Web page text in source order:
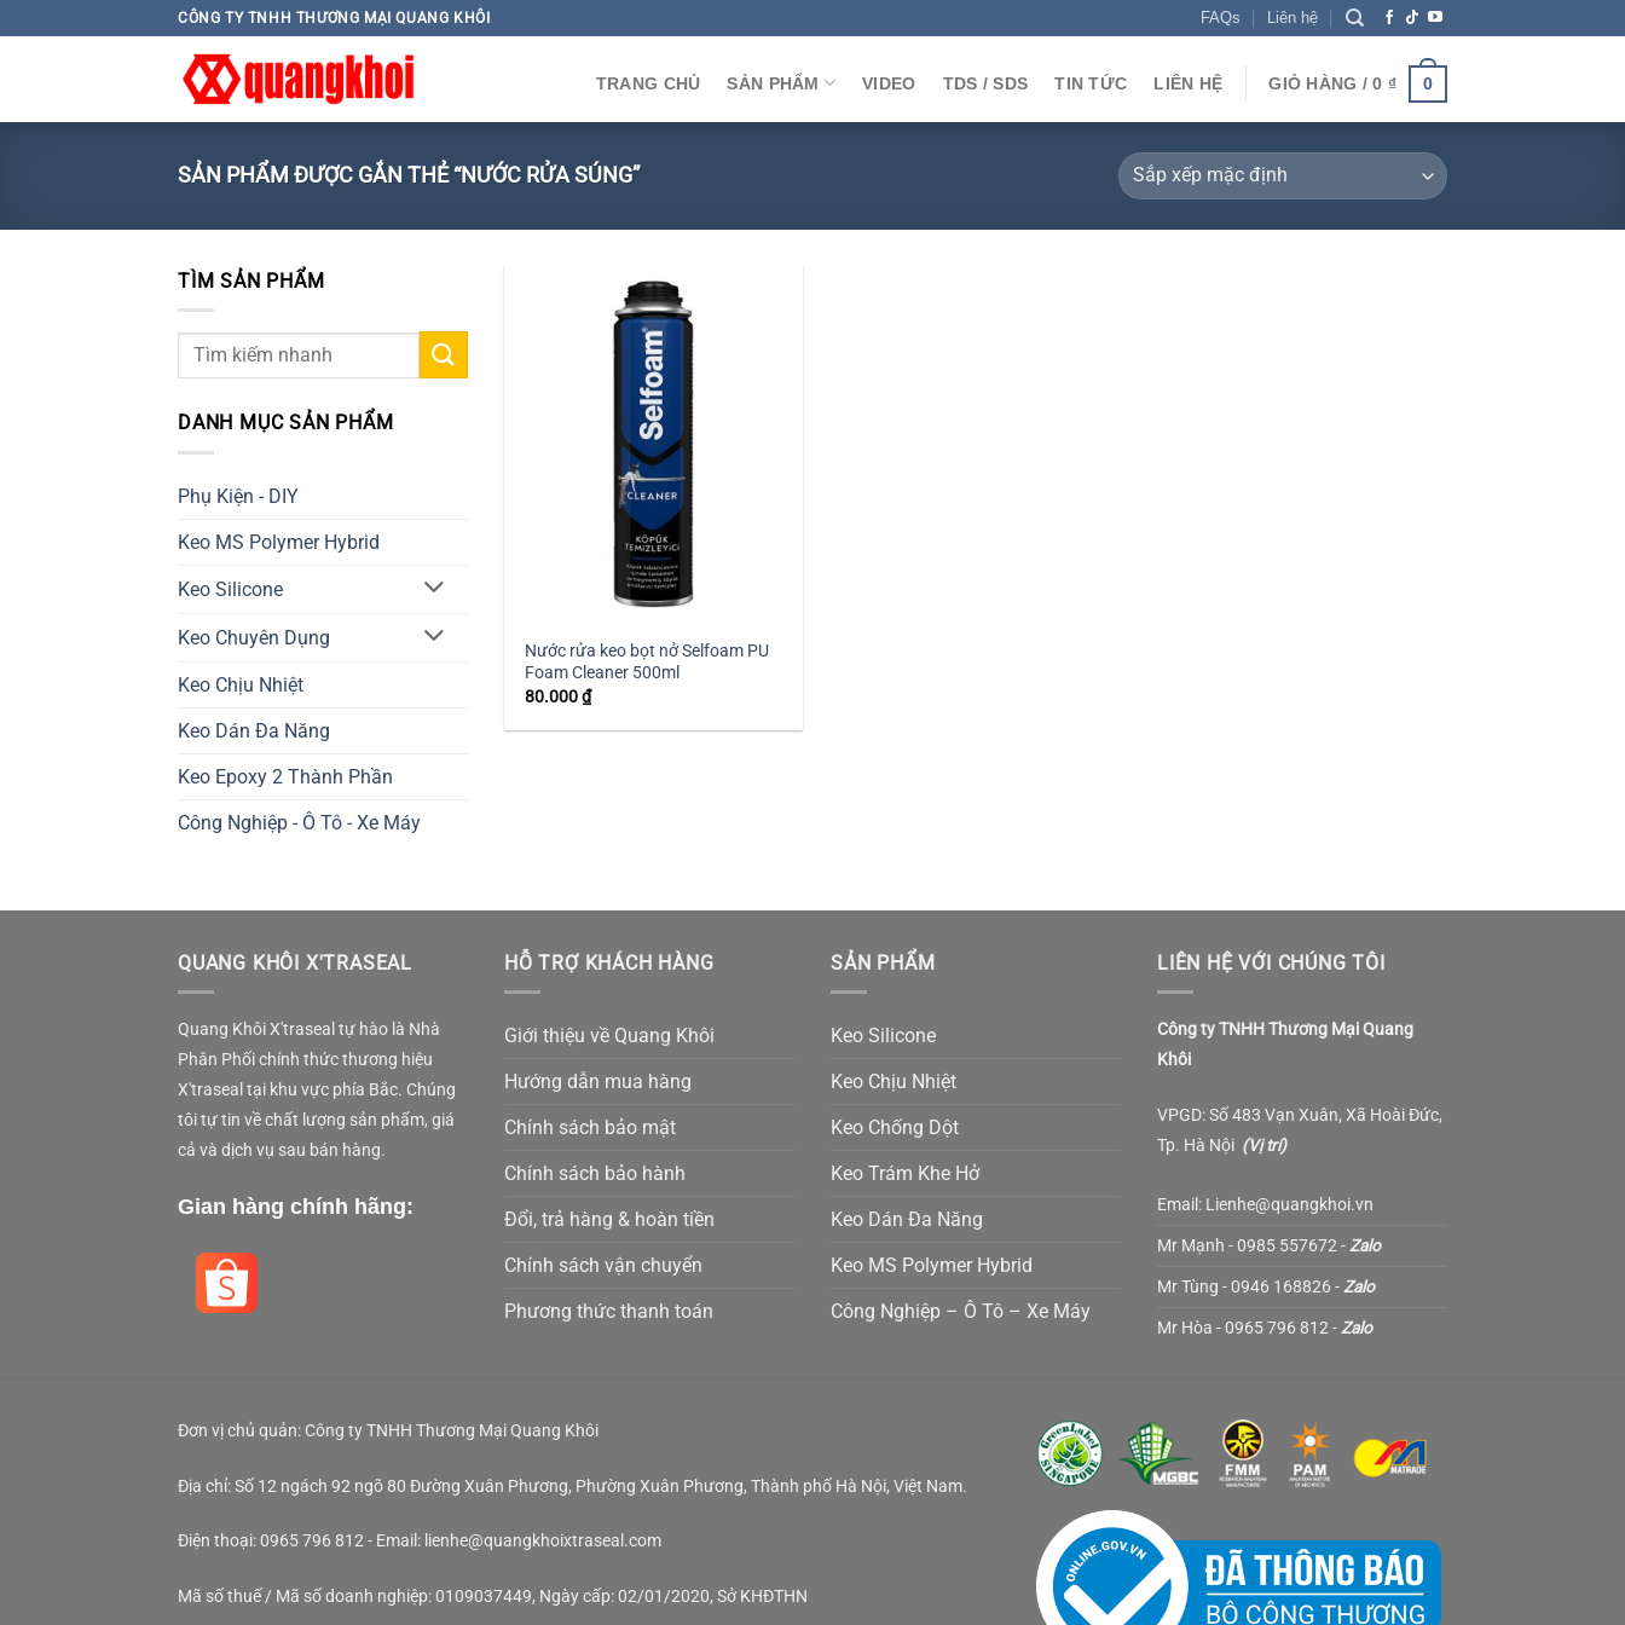
to
CÔNG TY TNHH THƯƠNG MẠI QUANG KHÔI FAQs Liên hệ
TRANG CHỦ SẢN PHẨM VIDEO TDS / SDS TIN TỨC LIÊN HỆ GIỎ HÀNG /0 ₫ 0
SẢN PHẨM ĐƯỢC GẮN THẺ “NƯỚC RỬA SÚNG”
TÌM SẢN PHẨM
Tìm
kiếm:
DANH MỤC SẢN PHẨM
Phụ Kiện - DIY
Keo MS Polymer Hybrid
Keo Silicone
Keo Chuyên Dụng
Keo Chịu Nhiệt
Keo Dán Đa Năng
Keo Epoxy 2 Thành Phần
Công Nghiệp - Ô Tô - Xe Máy
Nước rửa keo bọt nở Selfoam PU
Foam Cleaner 500ml
80.000₫
QUANG KHÔI X'TRASEAL
Quang Khôi X'traseal tự hào là Nhà
Phân Phối chính thức thương hiệu
X'traseal tại khu vực phía Bắc. Chúng
tôi tự tin về chất lượng sản phẩm, giá
cả và dịch vụ sau bán hàng.
Gian hàng chính hãng:
HỖ TRỢ KHÁCH HÀNG
Giới thiệu về Quang Khôi
Hướng dẫn mua hàng
Chính sách bảo mật
Chính sách bảo hành
Đổi, trả hàng & hoàn tiền
Chính sách vận chuyển
Phương thức thanh toán
SẢN PHẨM
Keo Silicone
Keo Chịu Nhiệt
Keo Chống Dột
Keo Trám Khe Hở
Keo Dán Đa Năng
Keo MS Polymer Hybrid
Công Nghiệp – Ô Tô – Xe Máy
LIÊN HỆ VỚI CHÚNG TÔI
Công ty TNHH Thương Mại Quang
Khôi
VPGD: Số 483 Vạn Xuân, Xã Hoài Đức,
Tp. Hà Nội (Vị trí)
Email: Lienhe@quangkhoi.vn
Mr Mạnh - 0985 557672 - Zalo
Mr Tùng - 0946 168826 - Zalo
Mr Hòa - 0965 796 812 - Zalo
Đơn vị chủ quản: Công ty TNHH Thương Mại Quang Khôi
Địa chỉ: Số 12 ngách 92 ngõ 80 Đường Xuân Phương, Phường Xuân Phương, Thành phố Hà Nội, Việt Nam.
Điện thoại: 0965 796 812 - Email: lienhe@quangkhoixtraseal.com
Mã số thuế / Mã số doanh nghiệp: 0109037449, Ngày cấp: 02/01/2020, Sở KHĐTHN